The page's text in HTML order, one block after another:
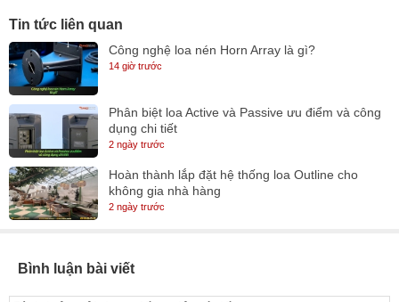
Tin tức liên quan
Công nghệ loa nén Horn Array là gì?
14 giờ trước
Phân biệt loa Active và Passive ưu điểm và công
dụng chi tiết
2 ngày trước
Hoàn thành lắp đặt hệ thống loa Outline cho
không gia nhà hàng
2 ngày trước
Bình luận bài viết